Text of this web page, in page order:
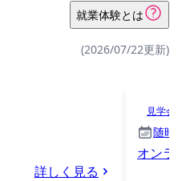
就業体験とは
(2026/07/22更新)
詳しく見る
見学会
随時
オンラ